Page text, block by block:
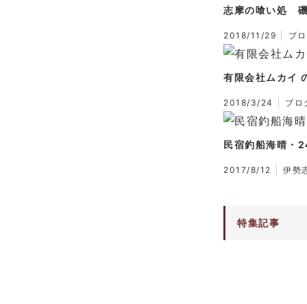
志摩の喰い処
2018/11/29 ブ
有限会社ムカイ
2018/3/24 ブロ
民宿釣船海晴・
2017/8/12 伊勢
特集記事